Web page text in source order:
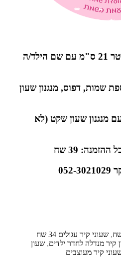
שעון קיר אישי עגול בקוטר 21 ס"מ עם שם הילד/ה
שמות, דפוס, מנגנון שעון
מנגנון שעון שקט (לא
39 שח
, שעוני קיר עגולים 34 שח
קיר מנדלה לחדר ילדים, שעון
קיר מעוצבים